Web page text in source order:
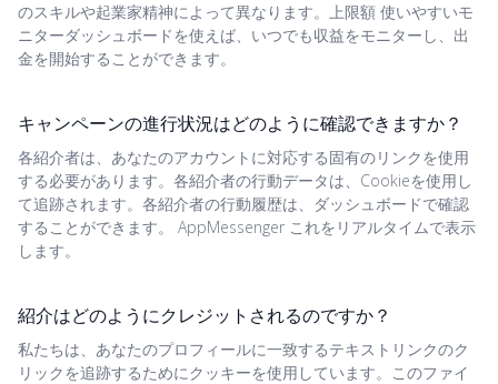
のスキルや起業家精神によって異なります。上限額 使いやすいモ
ニターダッシュボードを使えば、いつでも収益をモニターし、出
金を開始することができます。
キャンペーンの進行状況はどのように確認できますか？
各紹介者は、あなたのアカウントに対応する固有のリンクを使用
する必要があります。各紹介者の行動データは、Cookieを使用し
て追跡されます。各紹介者の行動履歴は、ダッシュボードで確認
することができます。 AppMessenger これをリアルタイムで表示
します。
紹介はどのようにクレジットされるのですか？
私たちは、あなたのプロフィールに一致するテキストリンクのク
リックを追跡するためにクッキーを使用しています。このファイ